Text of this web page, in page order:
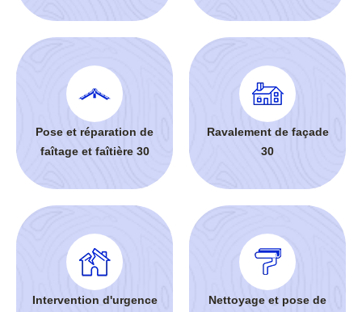
Pose et réparation de
faîtage et faîtière 30
Ravalement de façade
30
Intervention d'urgence
Nettoyage et pose de